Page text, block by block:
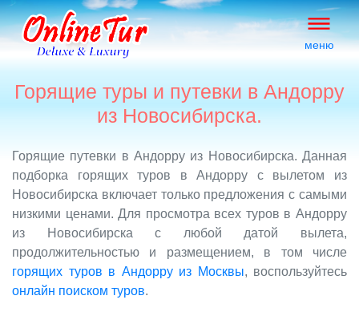
меню
Горящие туры и путевки в Андорру
из Новосибирска.
Горящие путевки в Андорру из Новосибирска. Данная
подборка горящих туров в Андорру с вылетом из
Новосибирска включает только предложения с самыми
низкими ценами. Для просмотра всех туров в Андорру
из Новосибирска с любой датой вылета,
продолжительностью и размещением, в том числе
горящих туров в Андорру из Москвы, воспользуйтесь
онлайн поиском туров.